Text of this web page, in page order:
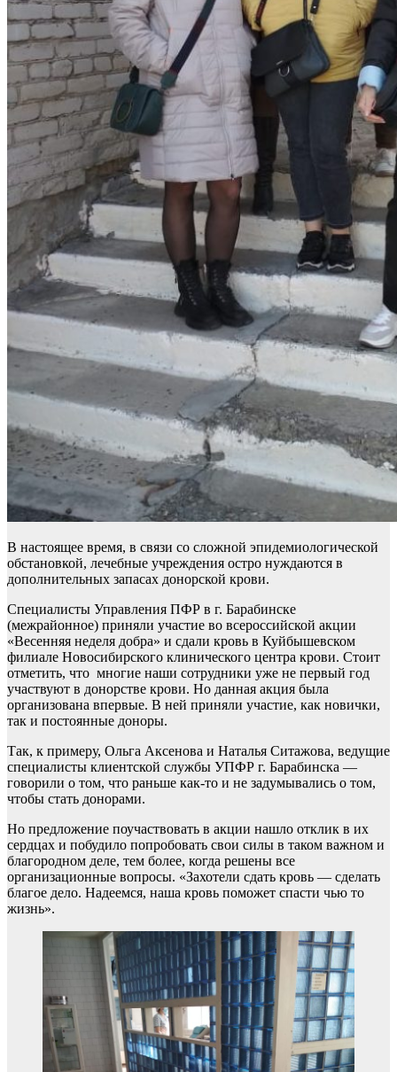
В настоящее время, в связи со сложной эпидемиологической
обстановкой, лечебные учреждения остро нуждаются в
дополнительных запасах донорской крови.
Специалисты Управления ПФР в г. Барабинске
(межрайонное) приняли участие во всероссийской акции
«Весенняя неделя добра» и сдали кровь в Куйбышевском
филиале Новосибирского клинического центра крови. Стоит
отметить, что многие наши сотрудники уже не первый год
участвуют в донорстве крови. Но данная акция была
организована впервые. В ней приняли участие, как новички,
так и постоянные доноры.
Так, к примеру, Ольга Аксенова и Наталья Ситажова, ведущие
специалисты клиентской службы УПФР г. Барабинска —
говорили о том, что раньше как-то и не задумывались о том,
чтобы стать донорами.
Но предложение поучаствовать в акции нашло отклик в их
сердцах и побудило попробовать свои силы в таком важном и
благородном деле, тем более, когда решены все
организационные вопросы. «Захотели сдать кровь — сделать
благое дело. Надеемся, наша кровь поможет спасти чью то
жизнь».